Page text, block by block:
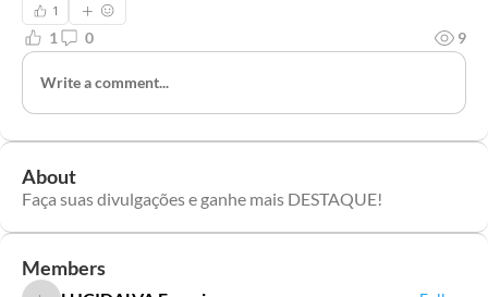
1
1 0 9
Write a comment...
About
Faça suas divulgações e ganhe mais DESTAQUE!
Members